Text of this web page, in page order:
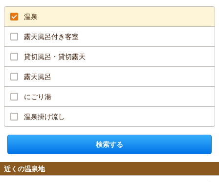
温泉
露天風呂付き客室
貸切風呂・貸切露天
露天風呂
にごり湯
温泉掛け流し
検索する
近くの温泉地